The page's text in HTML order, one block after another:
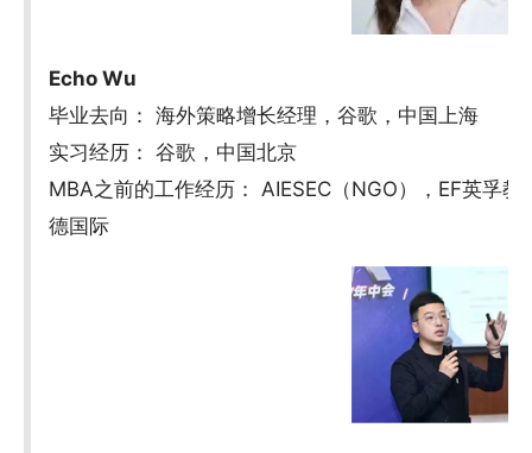
Echo Wu
毕业去向： 海外策略增长经理，谷歌，中国上海
实习经历： 谷歌，中国北京
MBA之前的工作经历： AIESEC（NGO），EF英孚
德国际